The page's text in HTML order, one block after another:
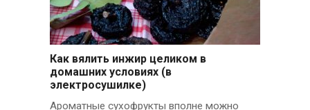
Как вялить инжир целиком в
домашних условиях (в
электросушилке)
Ароматные сухофрукты вполне можно